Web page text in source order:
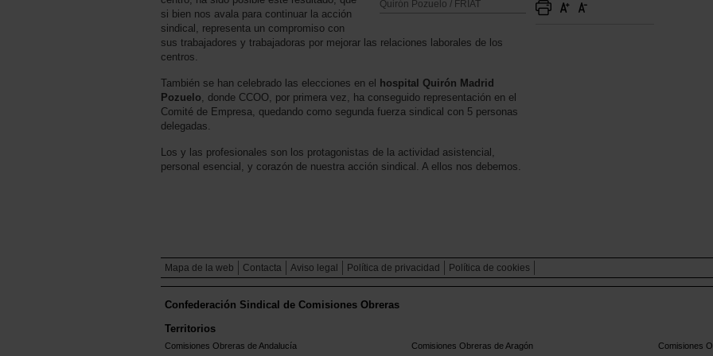
Quirón Pozuelo / FRIAT
si bien nos avala para continuar la acción
sindical, representa un compromiso con
sus trabajadores y trabajadoras por mejorar las relaciones laborales de los
centros.
También se han celebrado las elecciones en el hospital Quirón Madrid
Pozuelo , donde CCOO, por primera vez, ha conseguido representación en el
Comité de Empresa, quedando como segunda fuerza sindical con 5 personas
delegadas.
Los y las profesionales son los protagonistas de la actividad asistencial,
personal esencial, y corazón de nuestra acción sindical. A ellos nos debemos.
Mapa de la web Contacta Aviso legal Política de privacidad Política de cookies
Confederación Sindical de Comisiones Obreras
Territorios
Comisiones Obreras de Andalucía Comisiones Obreras de Aragón
Comisiones